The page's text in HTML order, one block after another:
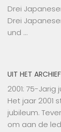
Drei
Drei
und …
UIT HET ARCHIEF
2001: 75-Jarig
Het jaar 2001
jubileum.
om aan de